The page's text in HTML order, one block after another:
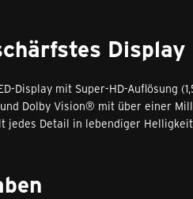
Display
Display mit Super-HD-
Dolby Vision® mit über einer
jedes Detail in lebendiger